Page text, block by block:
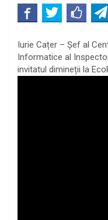
Iurie Cațer – Șef al
Informatice al
invitatul dimineții la